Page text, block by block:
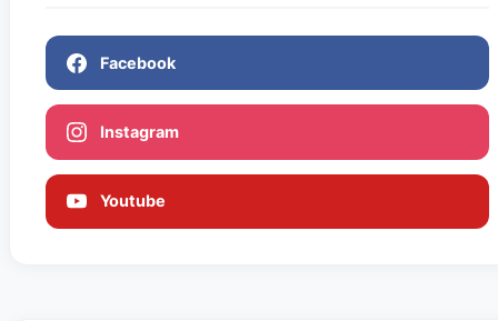
Facebook
Instagram
Youtube